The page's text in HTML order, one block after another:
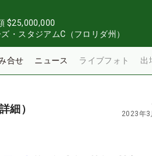
$25,000,000
・スタジアムC（フロリダ州）
合せ ニュース ライブフォト 出
細）
2023年